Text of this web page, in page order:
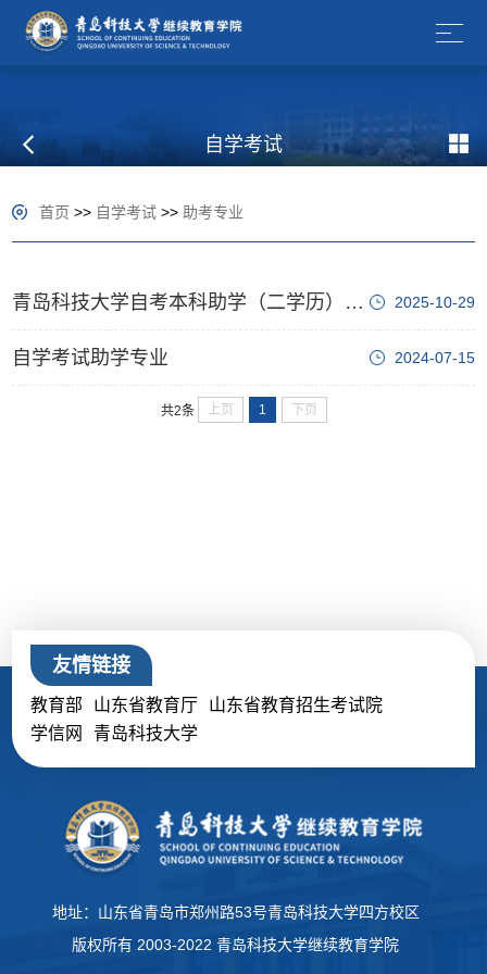
自学考试
首页 >> 自学考试 >>助考专业
青岛科技大学自考本科助学（二学历）2025版助学专业设置汇总 2025-10-29
自学考试助学专业 2024-07-15
共2条 上页 1 下页
友情链接
教育部 山东省教育厅
山东省教育招生考试院
学信网
青岛科技大学
地址：山东省青岛市郑州路53号青岛科技大学四方校区
版权所有 2003-2022 青岛科技大学继续教育学院